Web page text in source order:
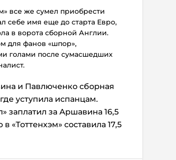
все же сумел приобрести
себе имя еще до старта Евро,
в ворота сборной Англии.
для фанов «шпор»,
голами после сумасшедших
и Павлюченко сборная
уступила испанцам.
заплатил за Аршавина 16,5
«Тоттенхэм» составила 17,5